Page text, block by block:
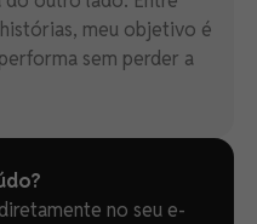
meu objetivo é
sem perder a
no seu e-